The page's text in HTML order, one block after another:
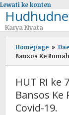
Lewati ke konten
Karya Nyata
Homepage »
Bansos Ke
HUT RI ke
Bansos
Covid-19.